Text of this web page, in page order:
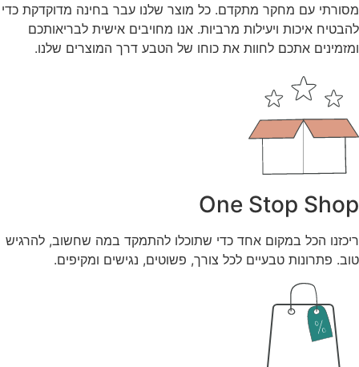
מסורתי עם מחקר מתקדם. כל מוצר שלנו עבר בחינה מדוקדקת כדי
להבטיח איכות ויעילות מרביות. אנו מחויבים אישית לבריאותכם
ומזמינים אתכם לחוות את כוחו של הטבע דרך המוצרים שלנו.
One Stop Shop
ריכזנו הכל במקום אחד כדי שתוכלו להתמקד במה שחשוב, להרגיש
טוב. פתרונות טבעיים לכל צורך, פשוטים, נגישים ומקיפים.